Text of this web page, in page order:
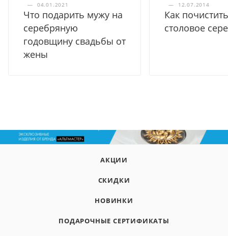
—
04.01.2021
Что подарить мужу на
серебряную
годовщину свадьбы от
жены
—
12.07.2014
Как почистить
столовое
АКЦИИ
СКИДКИ
НОВИНКИ
ПОДАРОЧНЫЕ СЕРТИФИКАТЫ